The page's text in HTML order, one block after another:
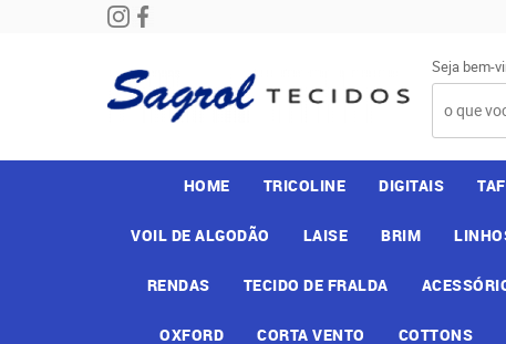
Seja bem-
HOME TRICOLINE DIGITAIS
VOIL DE ALGODÃO LAISE BRIM
RENDAS TECIDO DE FRALDA
OXFORD CORTA VENTO COTTONS